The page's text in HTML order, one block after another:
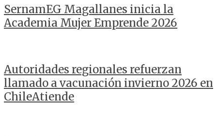
SernamEG Magallanes inicia la
Academia Mujer Emprende 2026
Autoridades regionales refuerzan
llamado a vacunación invierno 2026 en
ChileAtiende